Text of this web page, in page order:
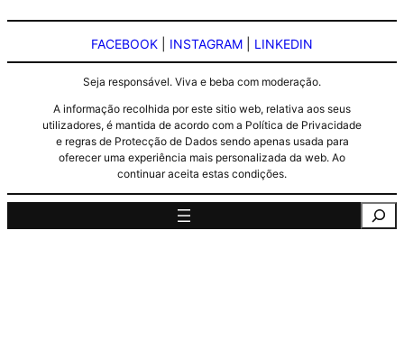
FACEBOOK INSTAGRAM LINKEDIN
Seja responsável. Viva e beba com moderação.
A informação recolhida por este sitio web, relativa aos seus
utilizadores, é mantida de acordo com a Política de Privacidade
e regras de Protecção de Dados sendo apenas usada para
oferecer uma experiência mais personalizada da web. Ao
continuar aceita estas condições.